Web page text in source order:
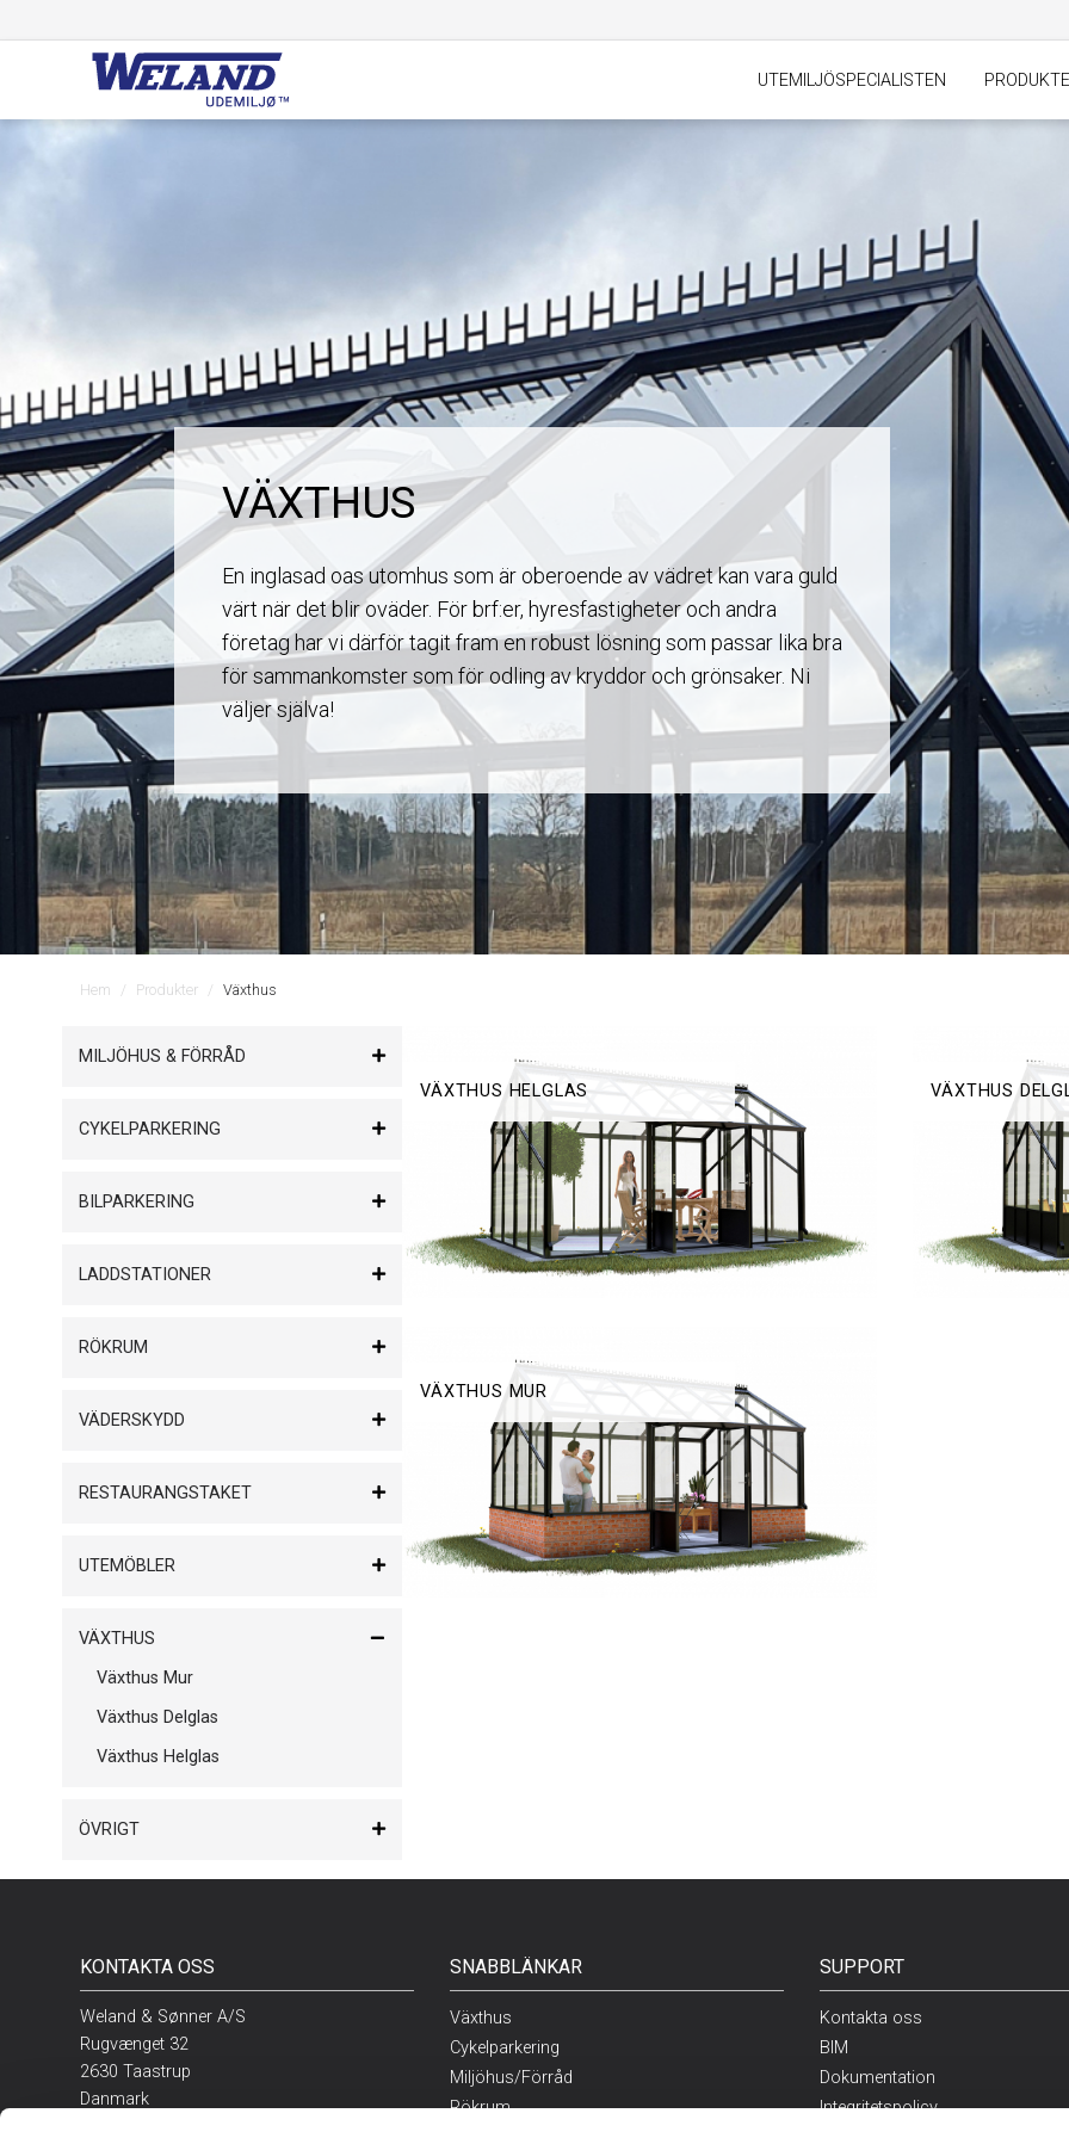
UTEMILJÖSPECIALISTEN
VÄXTHUS
En inglasad oas utomhus som är oberoende av vädret kan vara guld
värt när det blir oväder. För brf:er, hyresfastigheter och andra
företag har vi därför tagit fram en robust lösning som passar lika bra
för sammankomster som för odling av kryddor och grönsaker. Ni
väljer själva!
Hem Produkter Växthus
MILJÖHUS & FÖRRÅD
CYKELPARKERING
BILPARKERING
LADDSTATIONER
RÖKRUM
VÄDERSKYDD
RESTAURANGSTAKET
UTEMÖBLER
VÄXTHUS
Växthus Mur
Växthus Delglas
Växthus Helglas
ÖVRIGT
VÄXTHUS HELGLAS VÄXTHUS
VÄXTHUS MUR
KONTAKTA OSS
Weland & Sønner A/S
Rugvænget 32
2630 Taastrup
Danmark
SNABBLÄNKAR
Växthus
Cykelparkering
Miljöhus/Förråd
Rökrum
SUPPORT
Kontakta oss
BIM
Dokumentation
Integritetspolicy